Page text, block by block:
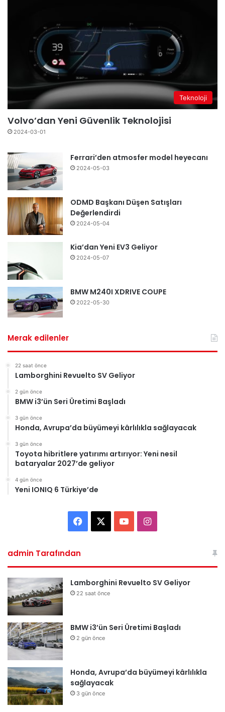
Teknoloji
Volvo’dan Yeni Güvenlik Teknolojisi
2024-03-01
Ferrari’den atmosfer model heyecanı
2024-05-03
ODMD Başkanı Düşen Satışları
Değerlendirdi
2024-05-04
Kia’dan Yeni EV3 Geliyor
2024-05-07
BMW M240I XDRIVE COUPE
2022-05-30
Merak edilenler
22 saat önce
Lamborghini Revuelto SV Geliyor
2 gün önce
BMW i3’ün Seri Üretimi Başladı
3 gün önce
Honda, Avrupa’da büyümeyi kârlılıkla sağlayacak
3 gün önce
Toyota hibritlere yatırımı artırıyor: Yeni nesil
bataryalar 2027’de geliyor
4 gün önce
Yeni IONIQ 6 Türkiye’de
Facebook YouTubeInstagram
admin Tarafından
Lamborghini Revuelto SV Geliyor
22 saat önce
BMW i3’ün Seri Üretimi Başladı
2 gün önce
Honda, Avrupa’da büyümeyi kârlılıkla
sağlayacak
3 gün önce